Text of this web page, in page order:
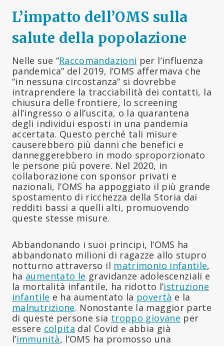
L’impatto dell’OMS sulla
salute della popolazione
Nelle sue “Raccomandazioni per l’influenza
pandemica” del 2019, l’OMS affermava che
“in nessuna circostanza” si dovrebbe
intraprendere la tracciabilità dei contatti, la
chiusura delle frontiere, lo screening
all’ingresso o all’uscita, o la quarantena
degli individui esposti in una pandemia
accertata. Questo perché tali misure
causerebbero più danni che benefici e
danneggerebbero in modo sproporzionato
le persone più povere. Nel 2020, in
collaborazione con sponsor privati e
nazionali, l’OMS ha appoggiato il più grande
spostamento di ricchezza della Storia dai
redditi bassi a quelli alti, promuovendo
queste stesse misure.
Abbandonando i suoi principi, l’OMS ha
abbandonato milioni di ragazze allo stupro
notturno attraverso il matrimonio infantile,
ha aumentato le gravidanze adolescenziali e
la mortalità infantile, ha ridotto l’istruzione
infantile e ha aumentato la povertà e la
malnutrizione. Nonostante la maggior parte
di queste persone sia troppo giovane per
essere colpita dal Covid e abbia già
l’immunità, l’OMS ha promosso una